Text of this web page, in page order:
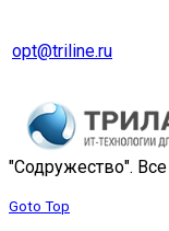
opt@triline.ru
"Содружество".
Goto Top